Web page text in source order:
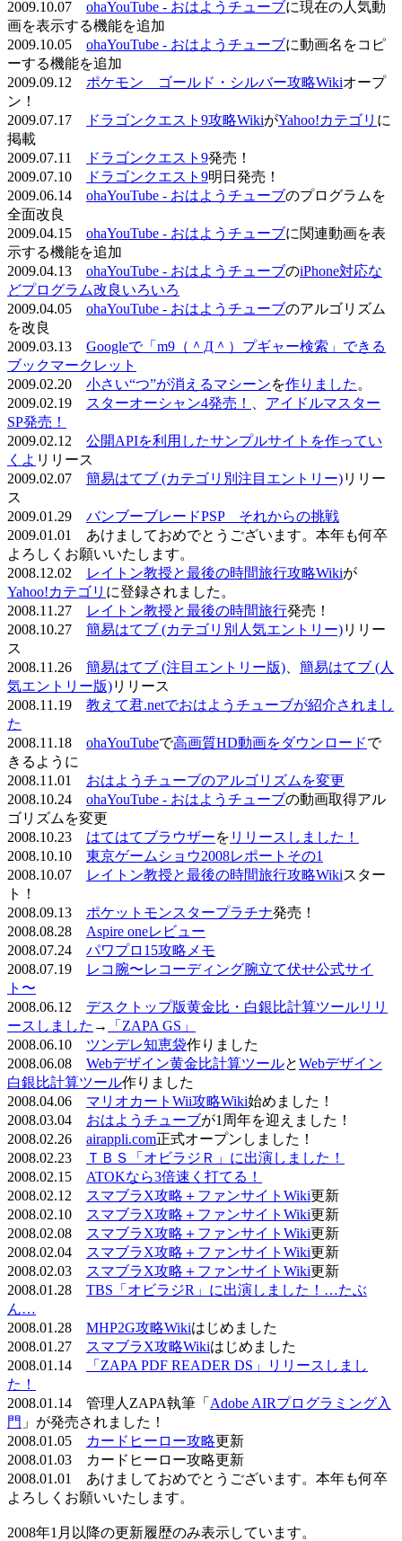
2009.10.07 ohaYouTube - おはようチューブに現在の人気動
画を表示する機能を追加
2009.10.05 ohaYouTube - おはようチューブに動画名をコピ
ーする機能を追加
2009.09.12 ポケモン ゴールド・シルバー攻略Wikiオープ
ン！
2009.07.17
ドラゴンクエスト9攻略WikiがYahoo!カテゴリ に
掲載
2009.07.11
ドラゴンクエスト9発売！
2009.07.10
ドラゴンクエスト9明日発売！
2009.06.14 ohaYouTube - おはようチューブのプログラムを
全面改良
2009.04.15 ohaYouTube - おはようチューブに関連動画を表
示する機能を追加
2009.04.13 ohaYouTube - おはようチューブのiPhone対応な
どプログラム改良いろいろ
2009.04.05 ohaYouTube - おはようチューブのアルゴリズム
を改良
2009.03.13 Googleで「m9（＾Д＾）プギャー検索」できる
ブックマークレット
2009.02.20 小さい“つ”が消えるマシーンを作りました 。
2009.02.19
スターオーシャン4発売！
アイドルマスター
SP発売！
2009.02.12 公開APIを利用したサンプルサイトを作ってい
くよ リリース
2009.02.07 簡易はてブ (カテゴリ別注目エントリー)リリー
ス
2009.01.29 バンブーブレードPSP それからの挑戦
2009.01.01 あけましておめでとうございます。本年も何卒
よろしくお願いいたします。
2008.12.02
レイトン教授と最後の時間旅行攻略Wikiが
Yahoo!カテゴリ に登録されました。
2008.11.27
レイトン教授と最後の時間旅行発売！
2008.10.27 簡易はてブ (カテゴリ別人気エントリー)リリー
ス
2008.11.26 簡易はてブ (注目エントリー版)
簡易はてブ (人
気エントリー版)リリース
2008.11.19 教えて君.netでおはようチューブが紹介されまし
た
2008.11.18 ohaYouTubeで高画質HD動画をダウンロードで
きるように
2008.11.01 おはようチューブのアルゴリズムを変更
2008.10.24 ohaYouTube - おはようチューブの動画取得アル
ゴリズムを変更
2008.10.23 はてはてブラウザーを リリースしました！
2008.10.10 東京ゲームショウ2008レポートその1
2008.10.07
レイトン教授と最後の時間旅行攻略Wikiスター
ト！
2008.09.13 ポケットモンスタープラチナ発売！
2008.08.28 Aspire oneレビュー
2008.07.24 パワプロ15攻略メモ
2008.07.19
レコ腕〜レコーディング腕立て伏せ公式サイ
ト〜
2008.06.12 デスクトップ版黄金比・白銀比計算ツールリリ
ースしました →
「ZAPA GS」
2008.06.10 ツンデレ知恵袋作りました
2008.06.08 Webデザイン黄金比計算ツールとWebデザイン
白銀比計算ツール作りました
2008.04.06 マリオカートWii攻略Wiki始めました！
2008.03.04 おはようチューブが1周年を迎えました！
2008.02.26 airappli.com正式オープンしました！
2008.02.23
ＴＢＳ「オビラジＲ」に出演しました！
2008.02.15 ATOKなら3倍速く打てる！
2008.02.12
スマブラX攻略＋ファンサイトWiki更新
2008.02.10
スマブラX攻略＋ファンサイトWiki更新
2008.02.08
スマブラX攻略＋ファンサイトWiki更新
2008.02.04
スマブラX攻略＋ファンサイトWiki更新
2008.02.03
スマブラX攻略＋ファンサイトWiki更新
2008.01.28 TBS「オビラジR」に出演しました！…たぶ
ん…
2008.01.28 MHP2G攻略Wikiはじめました
2008.01.27
スマブラX攻略Wikiはじめました
2008.01.14
「ZAPA PDF READER DS」リリースしまし
た！
2008.01.14 管理人ZAPA執筆「 Adobe AIRプログラミング入
門 」が発売されました！
2008.01.05
カードヒーロー攻略更新
2008.01.03 カードヒーロー攻略更新
2008.01.01 あけましておめでとうございます。本年も何卒
よろしくお願いいたします。
2008年1月以降の更新履歴のみ表示しています。